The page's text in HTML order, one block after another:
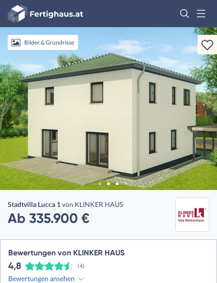
Fertighaus
Logo
AnmeldenBilder & Grundrisse
Stadtvilla Lucca 1von KLINKER HAUS
Ab 335.900 €
Bewertungen von KLINKER HAUS
4,8 (4)
Bewertungen ansehen